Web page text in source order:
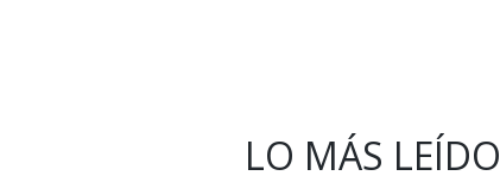
LO MÁS LEÍDO